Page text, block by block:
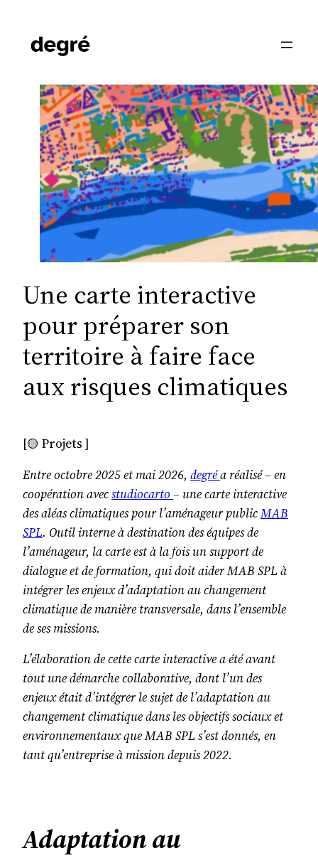
contenu
Une carte interactive
pour préparer son
territoire à faire face
aux risques climatiques
[🟡 Projets ]
Entre octobre 2025 et mai 2026, degréa réalisé – en
coopération avecstudiocarto – une carte interactive
des aléas climatiques pour l’aménageur publicMAB
SPL. Outil interne à destination des équipes de
l’aménageur, la carte est à la fois un support de
dialogue et de formation, qui doit aider MAB SPL à
intégrer les enjeux d’adaptation au changement
climatique de manière transversale, dans l’ensemble
de ses missions.
L’élaboration de cette carte interactive a été avant
tout une démarche collaborative, dont l’un des
enjeux était d’intégrer le sujet de l’adaptation au
changement climatique dans les objectifs sociaux et
environnementaux que MAB SPL s’est donnés, en
tant qu’entreprise à mission depuis 2022.
Adaptation au